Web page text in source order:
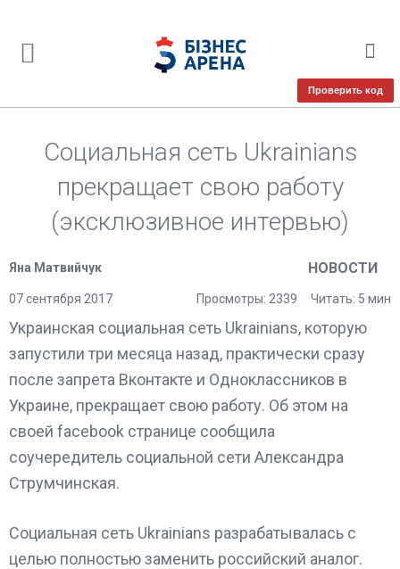
Проверить код
Социальная сеть Ukrainians
прекращает свою работу
(эксклюзивное интервью)
Яна Матвийчук НОВОСТИ
07 сентября 2017 Читать: 5 мин
Просмотры: 2339
Украинская социальная сеть Ukrainians, которую
запустили три месяца назад, практически сразу
после запрета Вконтакте и Одноклассников в
Украине, прекращает свою работу. Об этом на
своей facebook странице сообщила
соучередитель социальной сети Александра
Струмчинская.
Социальная сеть Ukrainians разрабатывалась с
целью полностью заменить российский аналог.